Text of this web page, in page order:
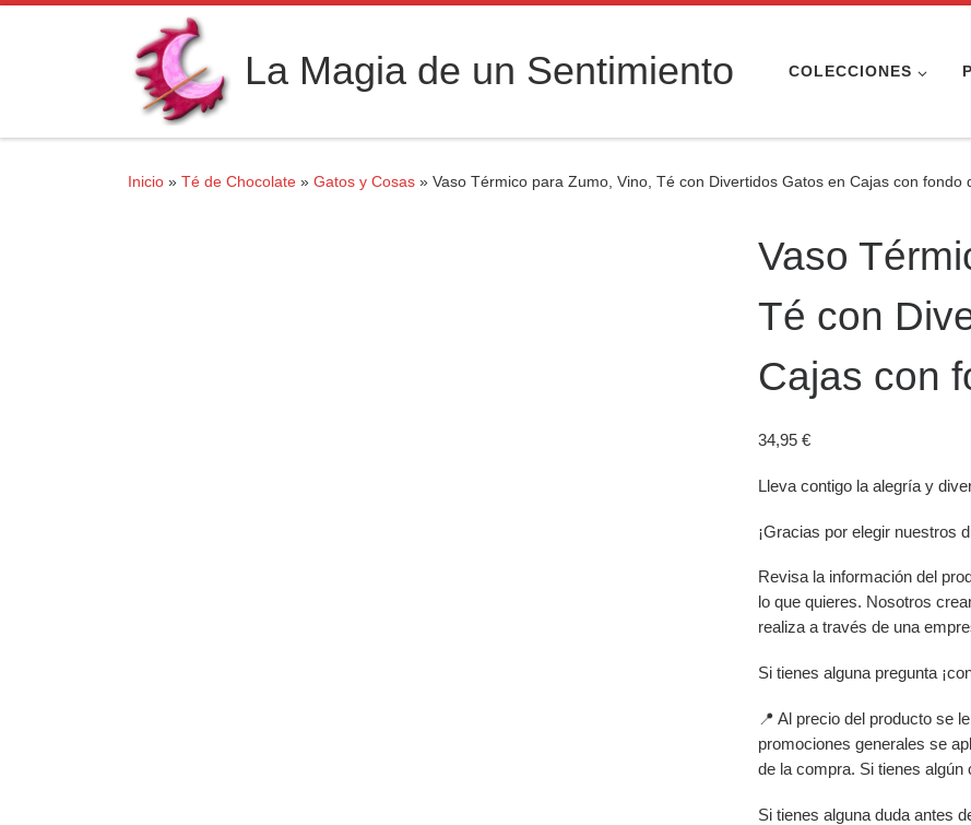
Saltar al contenido
La Magia de un Sentimiento COLECCIONES
Inicio » Té de Chocolate » Gatos y Cosas » Vaso Térmico para Zumo, Vino, Té con Divertidos Gatos en Cajas con fondo
Vaso
Té con
Cajas con
34,95€
Lleva contigo la alegría y
¡Gracias por elegir nuestros
Revisa la información del
lo que quieres. Nosotros
realiza a través de una
Si tienes alguna pregunta
📍 Al precio del producto se
promociones generales se
de la compra. Si tienes algún
Si tienes alguna duda antes